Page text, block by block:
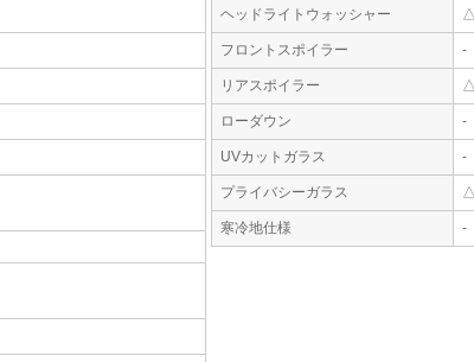
ヘッドライトウォッシャー △
フロントスポイラー -
リアスポイラー △
ローダウン -
UVカットガラス -
プライバシーガラス △
寒冷地仕様 -